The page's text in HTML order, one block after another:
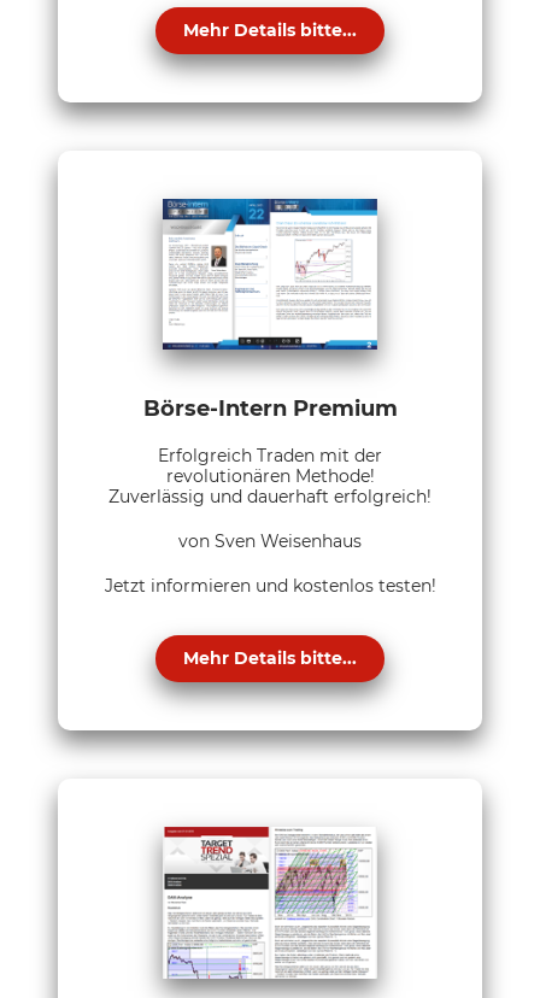
Mehr Details bitte...
Börse-Intern Premium
Erfolgreich Traden mit der
revolutionären Methode!
Zuverlässig und dauerhaft erfolgreich!
von Sven Weisenhaus
Jetzt informieren und kostenlos testen!
Mehr Details bitte...